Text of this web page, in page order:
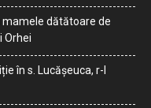
dătătoare de
Orhei
în s. Lucășeuca, r-l